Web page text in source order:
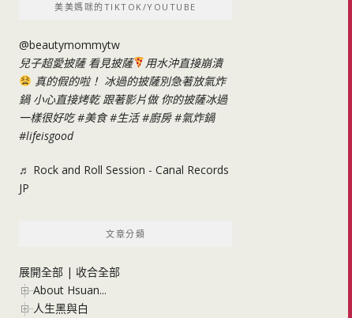
美美媽咪的TIKTOK/YOUTUBE
@beautymommytw
兒子超愛披薩 看見披薩
用水沖直接崩潰
真的假的啦！ 冰過的披薩別急著放氣炸
鍋 小心直接烤乾 跟著影片做 你的披薩冰過
一樣很好吃#美食 #生活 #廚房 #氣炸鍋
#lifeisgood
♬ Rock and Roll Session - Canal Records
JP
文章分類
展開全部 | 收合全部
About Hsuan...
人生黑與白